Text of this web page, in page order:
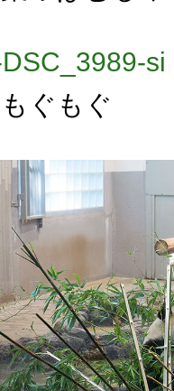
もぐもぐ